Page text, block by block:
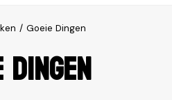
/ Goeie Dingen
Dingen